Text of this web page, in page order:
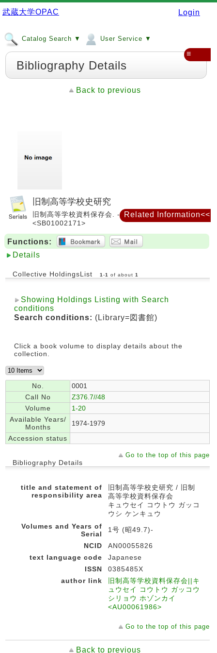
武蔵大学OPAC Login
Catalog Search ▼ User Service ▼
≡
Bibliography Details
Back to previous
旧制高等学校史研究
旧制高等学校資料保存会. -- 1号 (昭49.7)-, 1974.
<SB01002171>
Functions:
Details
Collective HoldingsList 1 -1 of about 1
Showing Holdings Listing with Search
conditions
Search conditions: (Library=図書館)
Click a book volume to display details about the
collection.
No.
0001
Call No
Z376.7//48
Volume
1-20
Available Years/
Months
1974-1979
Accession status
Go to the top of this page
Bibliography Details
title and statement of
responsibility area
旧制高等学校史研究 / 旧制
高等学校資料保存会
キュウセイ コウトウ ガッコ
ウシ ケンキュウ
Volumes and Years of
Serial
1号 (昭49.7)-
NCID
AN00055826
text language code
Japanese
ISSN
0385485X
author link
旧制高等学校資料保存会||キ
ュウセイ コウトウ ガッコウ
シリョウ ホゾンカイ
<AU00061986>
Go to the top of this page
Back to previous
Related Information<<